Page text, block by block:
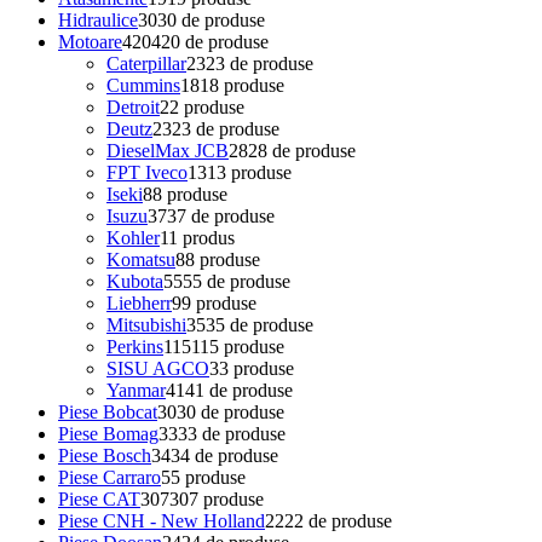
Hidraulice3030 de produse
Motoare420420 de produse
Caterpillar2323 de produse
Cummins1818 produse
Detroit22 produse
Deutz2323 de produse
DieselMax JCB2828 de produse
FPT Iveco1313 produse
Iseki88 produse
Isuzu3737 de produse
Kohler11 produs
Komatsu88 produse
Kubota5555 de produse
Liebherr99 produse
Mitsubishi3535 de produse
Perkins115115 produse
SISU AGCO33 produse
Yanmar4141 de produse
Piese Bobcat3030 de produse
Piese Bomag3333 de produse
Piese Bosch3434 de produse
Piese Carraro55 produse
Piese CAT307307 produse
Piese CNH - New Holland2222 de produse